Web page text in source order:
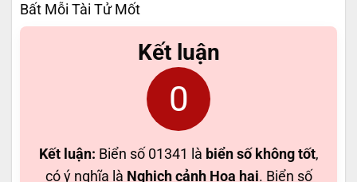
Bất Mỗi Tài Tử Mốt
Kết luận
0
Kết luận: Biển số 01341 là biển số không tốt,
có ý nghĩa là Nghịch cảnh Họa hại. Biển số